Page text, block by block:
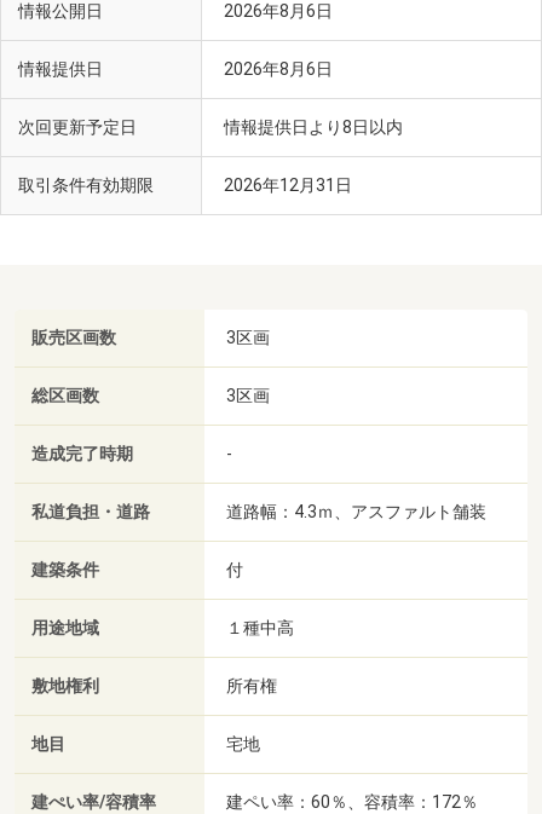
情報公開日 2026年8月6日
情報提供日 2026年8月6日
次回更新予定日 情報提供日より8日以内
取引条件有効期限 2026年12月31日
販売区画数 3区画
総区画数 3区画
造成完了時期 -
私道負担・道路 道路幅：4.3ｍ、アスファルト舗装
建築条件 付
用途地域 １種中高
敷地権利 所有権
地目 宅地
建ぺい率/容積率 建ペい率：60％、容積率：172％